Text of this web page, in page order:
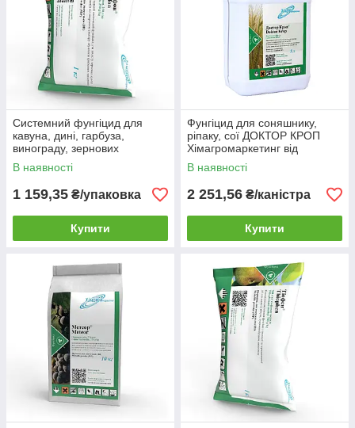
Системний фунгіцид для
кавуна, дині, гарбуза,
винограду, зернових
БАЙЗАФОН
Хімагромаркетинг 1 кг
В наявності
1 159,35 ₴/упаковка
Купити
Фунгіцид для соняшнику,
ріпаку, сої ДОКТОР КРОП
Хімагромаркетинг від
кореневих гнилей та
плямистості листя
В наявності
2 251,56 ₴/каністра
Купити